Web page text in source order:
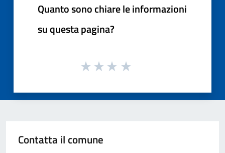
Quanto sono chiare le informazioni
su questa pagina?
Contatta il comune